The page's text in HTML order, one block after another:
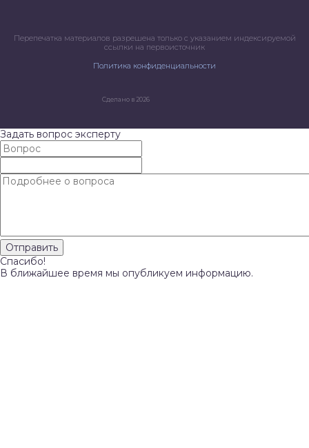
Перепечатка материалов разрешена только с указанием индексируемой
ссылки на первоисточник
Политика конфиденциальности
Сделано в 2026
Задать вопрос эксперту
Спасибо!
В ближайшее время мы опубликуем информацию.